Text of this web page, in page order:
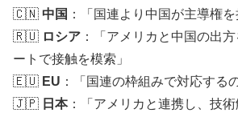
🇨🇳 中国 ：「国連より中国が主導権を
🇷🇺 ロシア ：「アメリカと中国の出
ートで接触を模索」
🇪🇺 EU ：「国連の枠組みで対応する
🇯🇵 日本：「アメリカと連携し、技術